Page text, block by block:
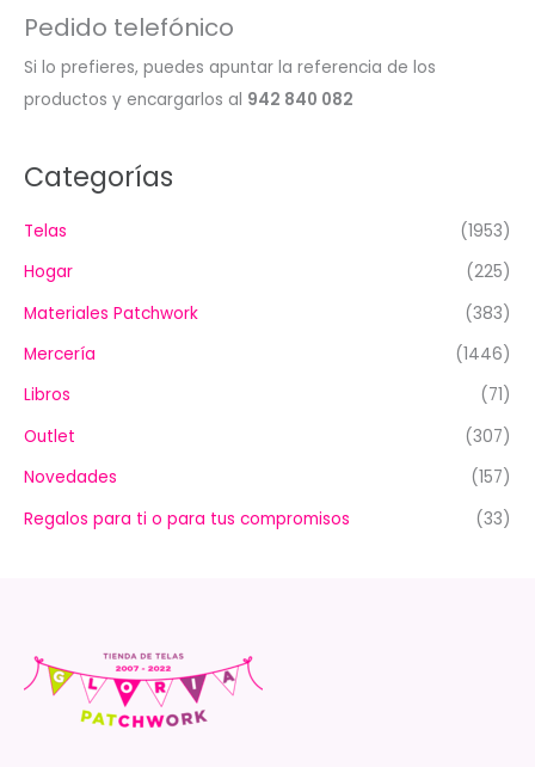
Pedido telefónico
Si lo prefieres, puedes apuntar la referencia de los
productos y encargarlos al 942 840 082
Categorías
Telas
(1953)
Hogar
(225)
Materiales Patchwork
(383)
Mercería
(1446)
Libros
(71)
Outlet
(307)
Novedades
(157)
Regalos para ti o para tus compromisos
(33)